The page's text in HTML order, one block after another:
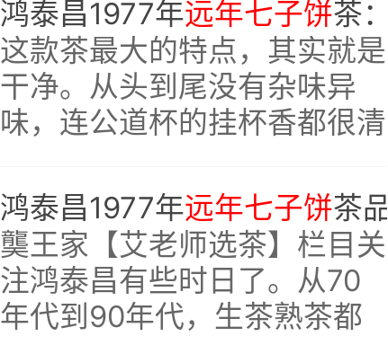
高，闷泡三分钟后依然甜润有
力。
鸿泰昌1977年远年七子饼茶：老茶至宝，入口就是甜润和参香
这款茶最大的特点，其实就是
干净。从头到尾没有杂味异
味，连公道杯的挂杯香都很清
致该有的样子。
鸿泰昌1977年远年七子饼茶品鉴：枣红汤、参香足、体感强，老茶就该这个味
龑王家【艾老师选茶】栏目关
注鸿泰昌有些时日了。从70
年代到90年代，生茶熟茶都